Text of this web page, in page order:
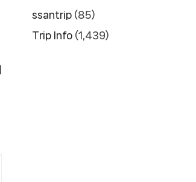
ssantrip (85)
Trip Info (1,439)